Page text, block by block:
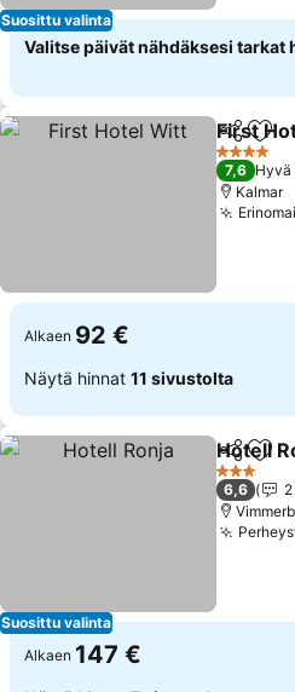
Suosittu valinta
Valitse päivät nähdäksesi tarkat
Jaa
First
4
7,6 Hyvä
Kalmar
Alkaen 92 €
Näytä hinnat 11 sivustolta
Suosittu valinta
Jaa
Hotell
3
6,6
Alkaen 147 €